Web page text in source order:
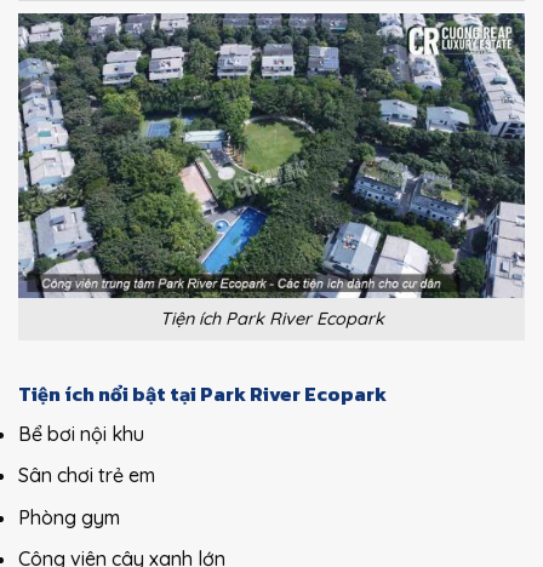
Tiện ích Park River Ecopark
Tiện ích nổi bật tại Park River Ecopark
Bể bơi nội khu
Sân chơi trẻ em
Phòng gym
Công viên cây xanh lớn